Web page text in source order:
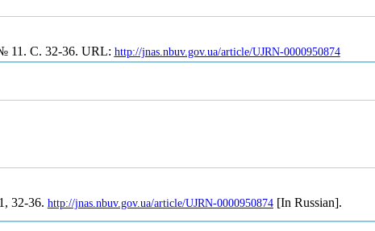
11. С. 32-36. URL: http://jnas.nbuv.gov.ua/article/UJRN-0000950874
32-36. http://jnas.nbuv.gov.ua/article/UJRN-0000950874[In Russian].